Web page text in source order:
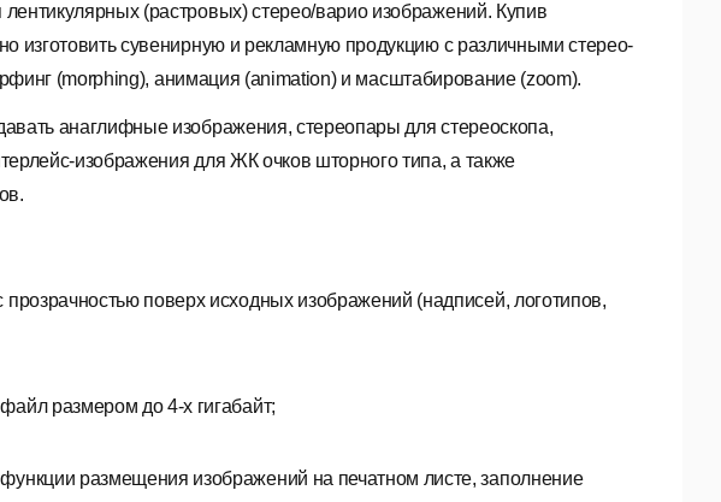
(растровых) стерео/варио изображений. Купив
изготовить сувенирную и рекламную продукцию с различными стерео-
(morphing), анимация (animation) и масштабирование (zoom).
анаглифные изображения, стереопары для стереоскопа,
изображения для ЖК очков шторного типа, а также
поверх исходных изображений (надписей, логотипов,
размером до 4-х гигабайт;
размещения изображений на печатном листе, заполнение